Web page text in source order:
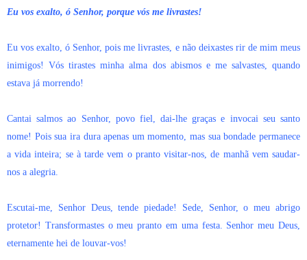
Eu vos exalto, ó Senhor, porque vós me livrastes!
Eu vos exalto, ó Senhor, pois me livrastes, e não deixastes rir de mim meus
inimigos! Vós tirastes minha alma dos abismos e me salvastes, quando
estava já morrendo!
Cantai salmos ao Senhor, povo fiel, dai-lhe graças e invocai seu santo
nome! Pois sua ira dura apenas um momento, mas sua bondade permanece
a vida inteira; se à tarde vem o pranto visitar-nos, de manhã vem saudar-
nos a alegria.
Escutai-me, Senhor Deus, tende piedade! Sede, Senhor, o meu abrigo
protetor! Transformastes o meu pranto em uma festa. Senhor meu Deus,
eternamente hei de louvar-vos!